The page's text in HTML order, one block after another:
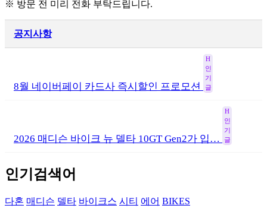
※ 방문 전 미리 전화 부탁드립니다.
공지사항
8월 네이버페이 카드사 즉시할인 프로모션
H
인
기
글
2026 매디슨 바이크 뉴 델타 10GT Gen2가 입…
H
인
기
글
인기검색어
다혼 매디슨 델타 바이크스 시티 에어 BIKES